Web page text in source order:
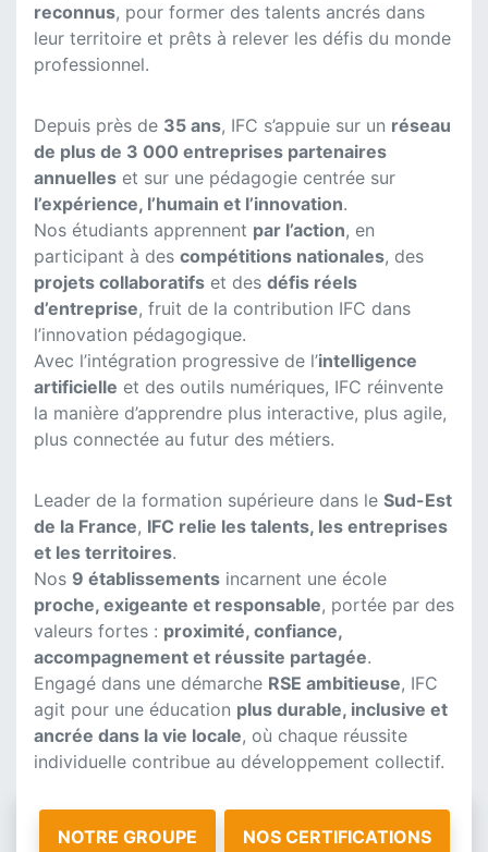
reconnus, pour former des talents ancrés dans
leur territoire et prêts à relever les défis du monde
professionnel.
Depuis près de 35 ans, IFC s’appuie sur un réseau
de plus de 3 000 entreprises partenaires
annuelles et sur une pédagogie centrée sur
l’expérience, l’humain et l’innovation.
Nos étudiants apprennent par l’action, en
participant à des compétitions nationales, des
projets collaboratifs et des défis réels
d’entreprise, fruit de la contribution IFC dans
l’innovation pédagogique.
Avec l’intégration progressive de l’intelligence
artificielle et des outils numériques, IFC réinvente
la manière d’apprendre plus interactive, plus agile,
plus connectée au futur des métiers.
Leader de la formation supérieure dans le Sud-Est
de la France, IFC relie les talents, les entreprises
et les territoires.
Nos 9 établissements incarnent une école
proche, exigeante et responsable, portée par des
valeurs fortes : proximité, confiance,
accompagnement et réussite partagée.
Engagé dans une démarche RSE ambitieuse, IFC
agit pour une éducation plus durable, inclusive et
ancrée dans la vie locale, où chaque réussite
individuelle contribue au développement collectif.
NOTRE GROUPE NOS CERTIFICATIONS